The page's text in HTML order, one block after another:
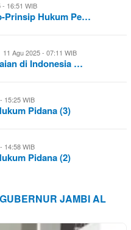
- 16:51 WIB
Prinsip Hukum Pe…
11 Agu 2025 - 07:11 WIB
di Indonesia …
15:25 WIB
Pidana (3)
14:58 WIB
Pidana (2)
JAMBI AL